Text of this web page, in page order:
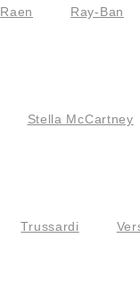
Raen Ray-Ban
Stella McCartney
Trussardi